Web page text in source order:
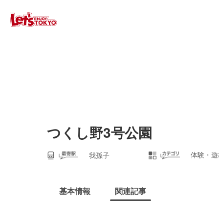
つくし野3号公園
我孫子 体験・
基本情報 関連記事